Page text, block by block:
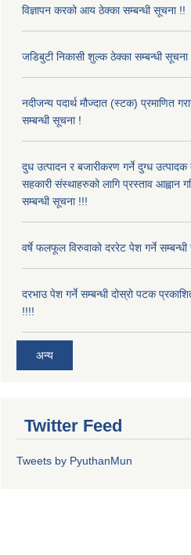
विज्ञापन करको आय ठेक्का सम्बन्धी सूचना !!
जडिबुटी निकासी शुल्क ठेक्का सम्बन्धी सूचना
नदीजन्य पदार्थ मौज्दात (स्टक) प्रमाणित
सम्बन्धी सूचना !
दुध उत्पादन र बजारीकरण गर्ने दुग्ध उत्पादक
सहकारी संस्थाहरुको लागि प्रस्ताव आह्वान
सम्बन्धी सूचना !!!
वर्षे फलफूल विरुवाको दररेट पेश गर्ने
दरभाउ पेश गर्ने सम्बन्धी दोस्रो पटक
!!!!
अन्य
Twitter Feed
Tweets by PyuthanMun